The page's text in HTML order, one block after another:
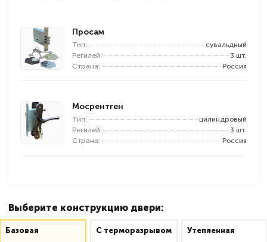
Просам
Тип:
сувальдный
Регилей:
3 шт.
Страна:
Россия
Мосрентген
Тип:
цилиндровый
Регилей:
3 шт.
Страна:
Россия
Выберите конструкцию двери:
Базовая C терморазрывом Утепленная